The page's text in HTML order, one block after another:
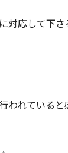
対応して下
れていると